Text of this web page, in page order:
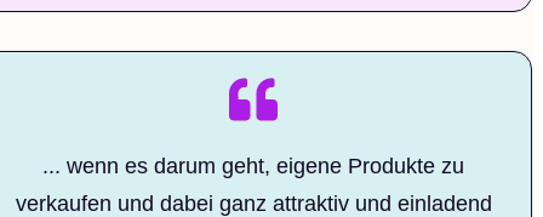
... wenn es darum geht, eigene Produkte zu
verkaufen und dabei ganz attraktiv und einladend